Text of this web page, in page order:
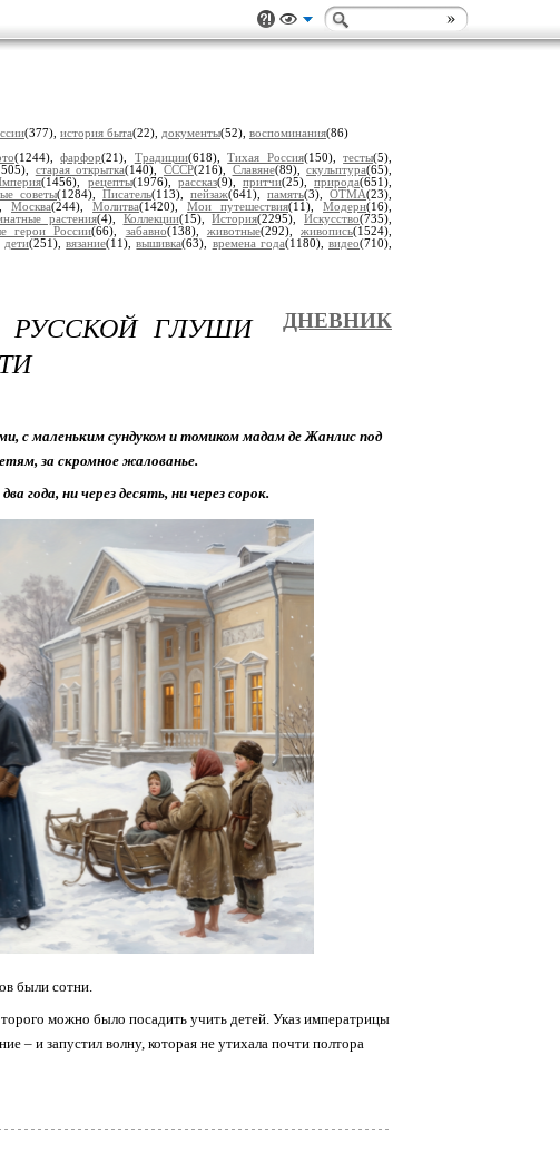
(377), история быта(22), документы(52), воспоминания(86)
(1244),фарфор(21), Традиции(618),Тихая Россия(150),тесты(5),
старая открытка(140), СССР(216), Славяне(89),скульптура(65),
(1456), рецепты(1976), рассказ(9), притчи(25),природа(651),
советы(1284), Писатель(113), пейзаж(641), память(3), ОТМА(23),
Москва(244), Молитва(1420), Мои путешествия(11), Модерн(16),
растения(4), Коллекции(15),История(2295),Искусство(735),
герои России(66), забавно(138), животные(292),живопись(1524),
дети(251),вязание(11),вышивка(63), времена года(1180),видео(710),
РУССКОЙ ГЛУШИ
ДНЕВНИК
с маленьким сундуком и томиком мадам де Жанлис под
за скромное жалованье.
года, ни через десять, ни через сорок.
были сотни.
можно было посадить учить детей. Указ императрицы
– и запустил волну, которая не утихала почти полтора